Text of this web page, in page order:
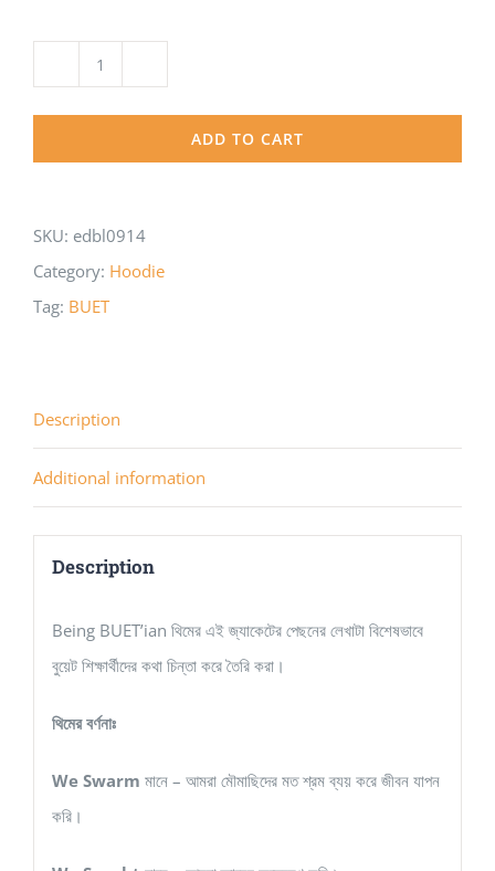
Reversible
ADD TO CART
SKU: edbl0914
Category: Hoodie
Tag: BUET
Description
Additional information
Description
Being BUET’ian থিমের এই জ্যাকেটের পেছনের লেখাটা বিশেষভাবে
বুয়েট শিক্ষার্থীদের কথা চিন্তা করে তৈরি করা।
থিমের বর্ণনাঃ
We Swarm মানে – আমরা মৌমাছিদের মত শ্রম ব্যয় করে জীবন যাপন
করি।